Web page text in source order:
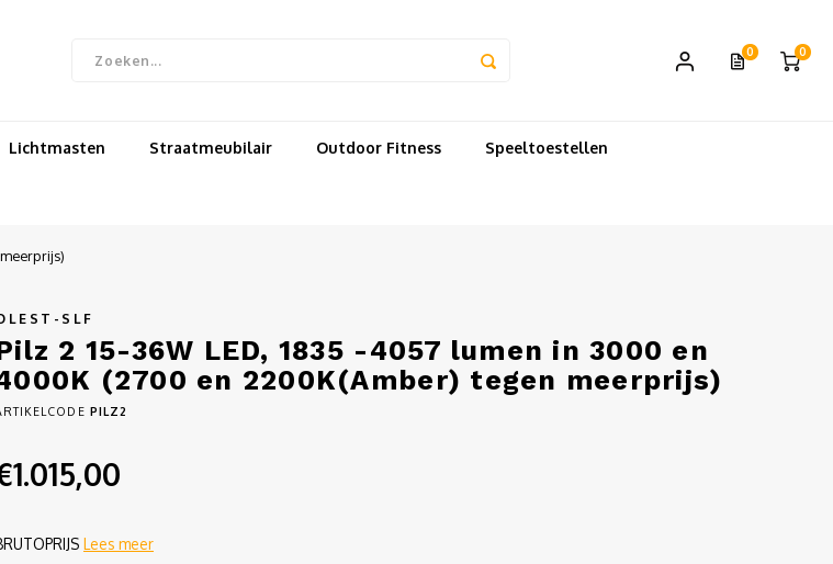
0 0
Lichtmasten Straatmeubilair Outdoor Fitness Speeltoestellen
SLF
2 15-36W LED, 1835 -4057 lumen in 3000 en
(2700 en 2200K(Amber) tegen meerprijs)
PILZ2
Lees meer